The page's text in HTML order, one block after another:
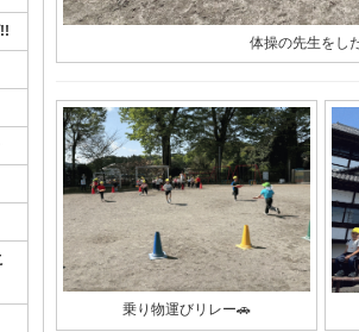
体操の先生をし
乗り物運びリレー🚗